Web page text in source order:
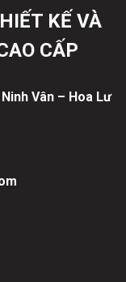
KẾ VÀ
CẤP
Vân – Hoa Lư